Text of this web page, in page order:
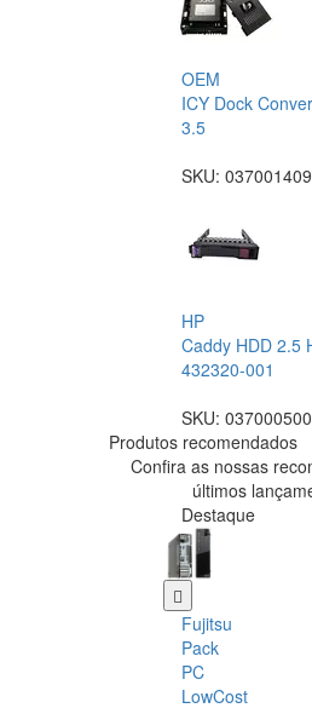
OEM
ICY Dock
3.5
SKU:
HP
Caddy HDD 2.5
432320-001
SKU:
Produtos recomendados
Confira as nossas
últimos
Destaque
Fujitsu
Pack
PC
LowCost